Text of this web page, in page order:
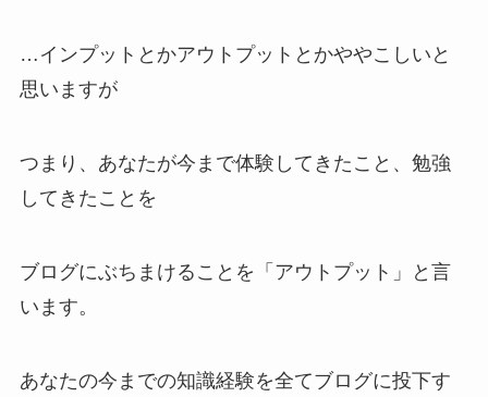
…インプットとかアウトプットとかややこしいと
思いますが
つまり、あなたが今まで体験してきたこと、勉強
してきたことを
ブログにぶちまけることを「アウトプット」と言
います。
あなたの今までの知識経験を全てブログに投下す